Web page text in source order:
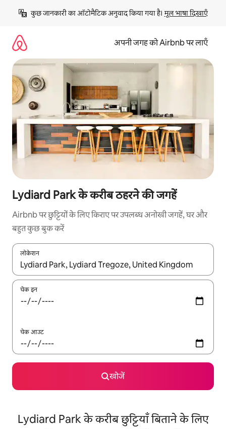
छोड़कर
कॉन्टेंट
कुछ जानकारी का ऑटोमैटिक अनुवाद किया गया है। मूल भाषा दिखाएँ
अपनी जगह को Airbnb पर लाएँ
Lydiard Park के करीब ठहरने की जगहें
Airbnb पर छुट्टियों के लिए किराए पर उपलब्ध अनोखी जगहें, घर और
बहुत कुछ बुक करें
लोकेशन
नतीजों के उपलब्ध होने पर, अप और डाउन 'ऐरो की' का इस्तेमाल करके नेविगेट
चेक इन
चेक आउट
खोजें
Lydiard Park के करीब छुट्टियाँ बिताने के लिए